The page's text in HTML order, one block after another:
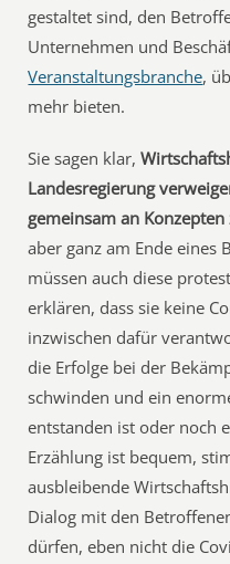
gestaltet sind, den
Unternehmen und
Veranstaltungsbranche,
mehr bieten.
Sie sagen klar,
Landesregierung
gemeinsam an
aber ganz am Ende eines
müssen auch diese
erklären, dass sie keine
inzwischen dafür
die Erfolge bei der
schwinden und ein
entstanden ist oder noch
Erzählung ist bequem,
ausbleibende
Dialog mit den
dürfen, eben nicht die